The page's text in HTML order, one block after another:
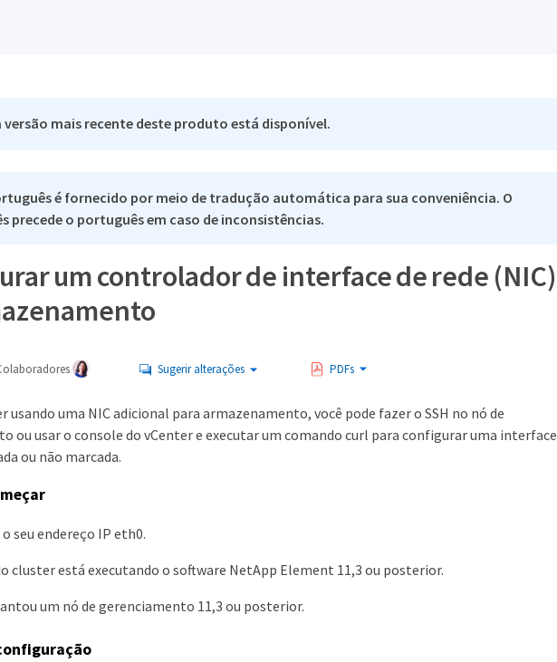
versão mais recente deste produto está disponível.
é fornecido por meio de tradução automática para sua conveniência. O
precede o português em caso de inconsistências.
um controlador de interface de rede (NIC)
Sugerir alterações PDFs
usando uma NIC adicional para armazenamento, você pode fazer o SSH no nó de
ou usar o console do vCenter e executar um comando curl para configurar uma interface
ou não marcada.
o seu endereço IP eth0.
cluster está executando o software NetApp Element 11,3 ou posterior.
um nó de gerenciamento 11,3 ou posterior.